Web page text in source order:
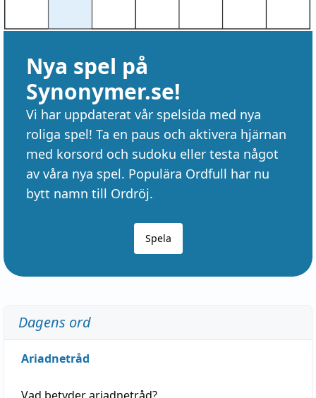
Nya spel på
Synonymer.se!
Vi har uppdaterat vår spelsida med nya
roliga spel! Ta en paus och aktivera hjärnan
med korsord och sudoku eller testa något
av våra nya spel. Populära Ordfull har nu
bytt namn till Ordröj.
Spela
Dagens ord
Ariadnetråd